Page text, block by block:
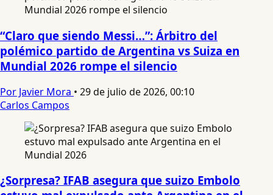
“Claro que siendo Messi…”: Árbitro del
polémico partido de Argentina vs Suiza en
Mundial 2026 rompe el silencio
Por Javier Mora • 29 de julio de 2026, 00:10
Carlos Campos
¿Sorpresa? IFAB asegura que suizo Embolo